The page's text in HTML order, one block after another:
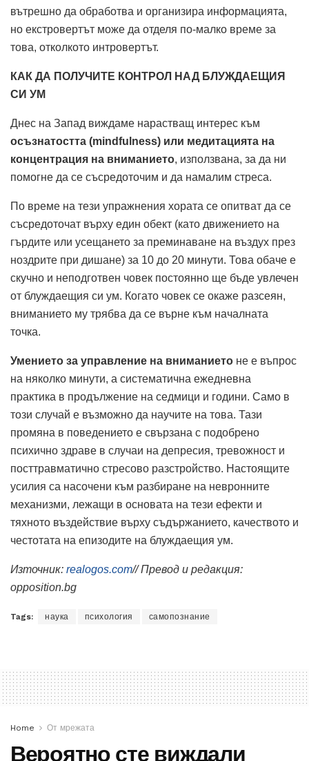
вътрешно да обработва и организира информацията,
но екстровертът може да отделя по-малко време за
това, отколкото интровертът.
КАК ДА ПОЛУЧИТЕ КОНТРОЛ НАД БЛУЖДАЕЩИЯ
СИ УМ
Днес на Запад виждаме нарастващ интерес към
осъзнатостта (mindfulness) или медитацията на
концентрация на вниманието, използвана, за да ни
помогне да се съсредоточим и да намалим стреса.
По време на тези упражнения хората се опитват да се
съсредоточат върху един обект (като движението на
гърдите или усещането за преминаване на въздух през
ноздрите при дишане) за 10 до 20 минути. Това обаче е
скучно и неподготвен човек постоянно ще бъде увлечен
от блуждаещия си ум. Когато човек се окаже разсеян,
вниманието му трябва да се върне към началната
точка.
Умението за управление на вниманието не е въпрос
на няколко минути, а систематична ежедневна
практика в продължение на седмици и години. Само в
този случай е възможно да научите на това. Тази
промяна в поведението е свързана с подобрено
психично здраве в случаи на депресия, тревожност и
посттравматично стресово разстройство. Настоящите
усилия са насочени към разбиране на невронните
механизми, лежащи в основата на тези ефекти и
тяхното въздействие върху съдържанието, качеството и
честотата на епизодите на блуждаещия ум.
Източник: realogos.com// Превод и редакция:
opposition.bg
Tags: наука психология самопознание
Home От мрежата
Вероятно сте виждали